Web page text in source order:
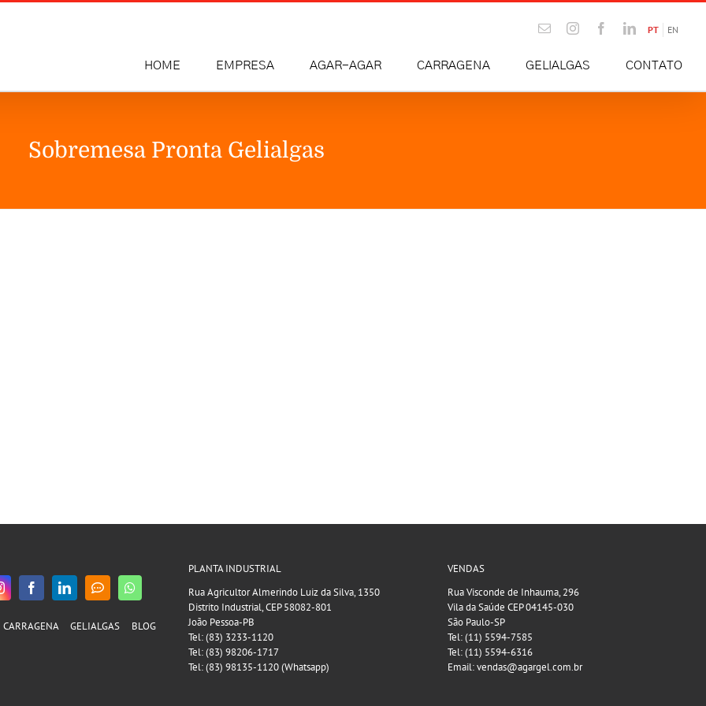
EmailInstagramFacebookLinkedIn
PT EN
HOME EMPRESA AGAR-AGAR CARRAGENA GELIALGAS CONTATO
Sobremesa Pronta Gelialgas
CARRAGENA GELIALGAS BLOG
PLANTA INDUSTRIAL
Rua Agricultor Almerindo Luiz da Silva, 1350
Distrito Industrial, CEP 58082-801
João Pessoa-PB
Tel: (83) 3233-1120
Tel: (83) 98206-1717
Tel: (83) 98135-1120 (Whatsapp)
VENDAS
Rua Visconde de Inhauma, 296
Vila da Saúde CEP 04145-030
São Paulo-SP
Tel: (11) 5594-7585
Tel: (11) 5594-6316
Email: vendas@agargel.com.br